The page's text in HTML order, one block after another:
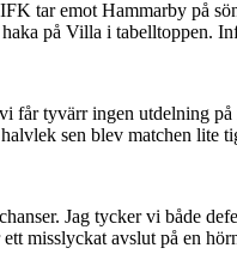
tar emot Hammarby på
på Villa i tabelltoppen.
tyvärr ingen utdelning
sen blev matchen
Jag tycker vi både
misslyckat avslut på en